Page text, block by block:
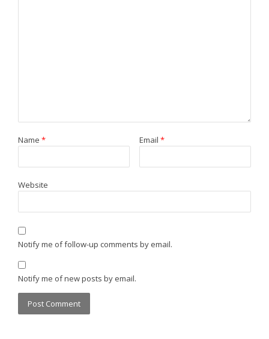
Name * Email *
Website
Notify me of follow-up comments by email.
Notify me of new posts by email.